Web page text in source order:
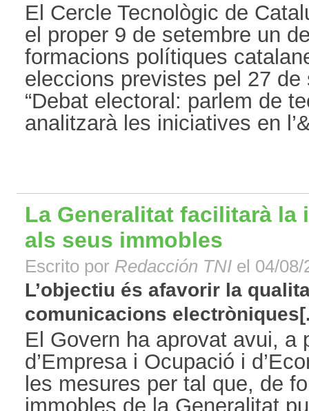
El Cercle Tecnològic de
el proper 9 de setembre un
formacions polítiques
eleccions previstes pel 27
“Debat electoral: parlem de
analitzarà les iniciatives en
La Generalitat facilitarà la
als seus immobles
Escrito por Redacción TNI el 04/08/
L’objectiu és afavorir la
comunicacions
El Govern ha aprovat avui, a
d’Empresa i Ocupació i
les mesures per tal que, de
immobles de la Generalitat